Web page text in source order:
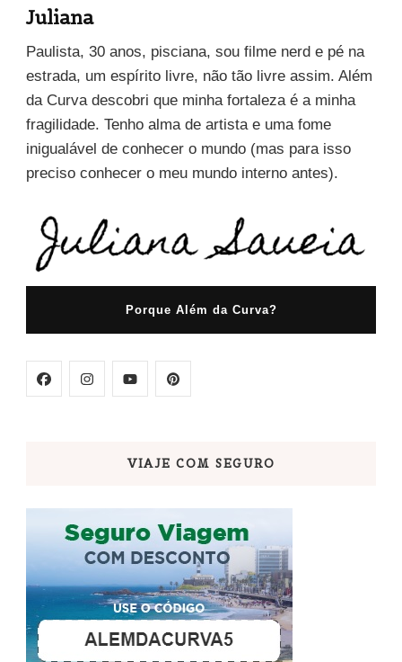
Juliana
Paulista, 30 anos, pisciana, sou filme nerd e pé na
estrada, um espírito livre, não tão livre assim. Além
da Curva descobri que minha fortaleza é a minha
fragilidade. Tenho alma de artista e uma fome
inigualável de conhecer o mundo (mas para isso
preciso conhecer o meu mundo interno antes).
Porque Além da Curva?
VIAJE COM SEGURO